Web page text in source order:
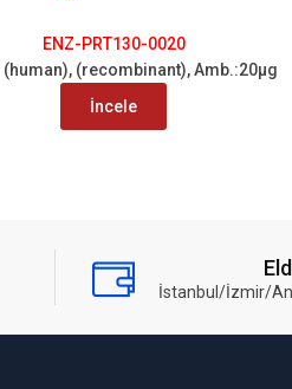
ENZ-PRT130-0020
(recombinant), Amb.:20µg
İncele
İstanbul/İzmir/